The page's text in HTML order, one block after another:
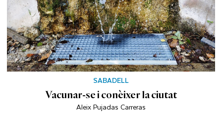
SABADELL
Vacunar-se i conèixer la ciutat
Aleix Pujadas Carreras